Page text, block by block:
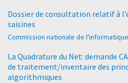
Dossier de consultation relatif à
saisines
Commission nationale de
La Quadrature du Net: demande
de traitement/inventaire des
algorithmiques